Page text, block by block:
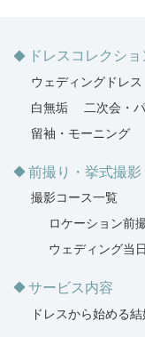
ドレスコレクショ
ウェディングドレス
白無垢
二次会・
留袖・モーニング
前撮り・挙式撮
撮影コース一覧
ロケーション前
ウェディング当
サービス内容
ドレスから始める